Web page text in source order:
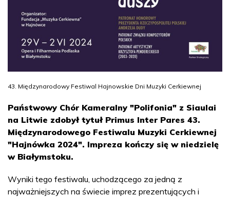
43. Międzynarodowy Festiwal Hajnowskie Dni Muzyki Cerkiewnej
Państwowy Chór Kameralny "Polifonia" z Siaulai
na Litwie zdobył tytuł Primus Inter Pares 43.
Międzynarodowego Festiwalu Muzyki Cerkiewnej
"Hajnówka 2024". Impreza kończy się w niedzielę
w Białymstoku.
Wyniki tego festiwalu, uchodzącego za jedną z
najważniejszych na świecie imprez prezentujących i